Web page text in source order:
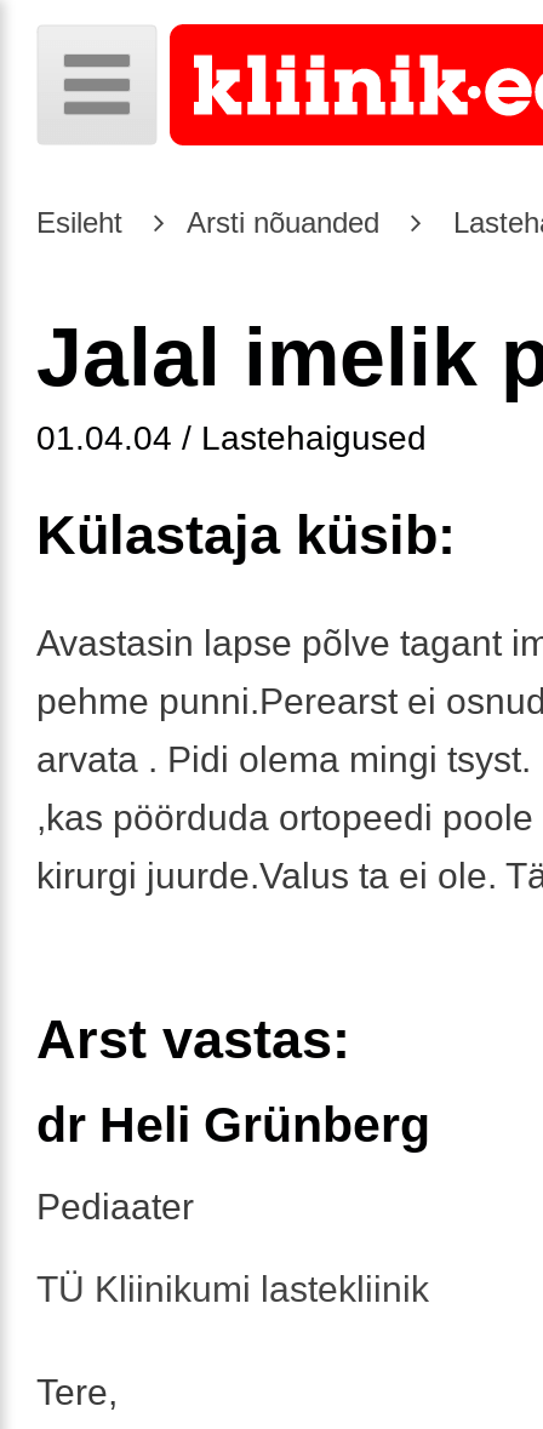
Esileht Arsti nõuanded
Jalal imelik
01.04.04 / Lastehaigused
Külastaja küsib:
Avastasin lapse põlve tagant
pehme punni.Perearst ei
arvata . Pidi olema mingi tsyst.
,kas pöörduda ortopeedi
kirurgi juurde.Valus ta ei ole.
Arst vastas:
dr Heli Grünberg
Pediaater
TÜ Kliinikumi lastekliinik
Tere,